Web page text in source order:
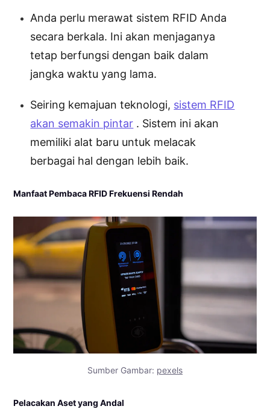
Anda perlu merawat sistem RFID Anda
secara berkala. Ini akan menjaganya
tetap berfungsi dengan baik dalam
jangka waktu yang lama.
Seiring kemajuan teknologi, sistem RFID
akan semakin pintar . Sistem ini akan
memiliki alat baru untuk melacak
berbagai hal dengan lebih baik.
Manfaat Pembaca RFID Frekuensi Rendah
Sumber Gambar: pexels
Pelacakan Aset yang Andal